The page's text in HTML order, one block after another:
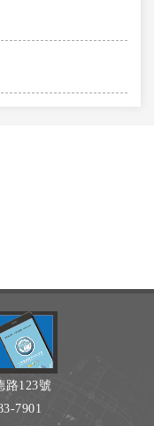
路123號
7901